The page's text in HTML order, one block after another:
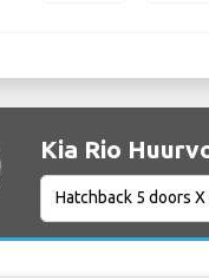
Kia Rio